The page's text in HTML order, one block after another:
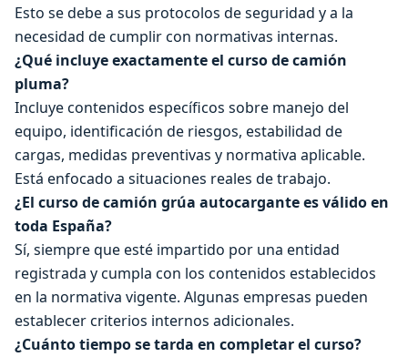
Esto se debe a sus protocolos de seguridad y a la
necesidad de cumplir con normativas internas.
¿Qué incluye exactamente el curso de camión
pluma?
Incluye contenidos específicos sobre manejo del
equipo, identificación de riesgos, estabilidad de
cargas, medidas preventivas y normativa aplicable.
Está enfocado a situaciones reales de trabajo.
¿El curso de camión grúa autocargante es válido en
toda España?
Sí, siempre que esté impartido por una entidad
registrada y cumpla con los contenidos establecidos
en la normativa vigente. Algunas empresas pueden
establecer criterios internos adicionales.
¿Cuánto tiempo se tarda en completar el curso?